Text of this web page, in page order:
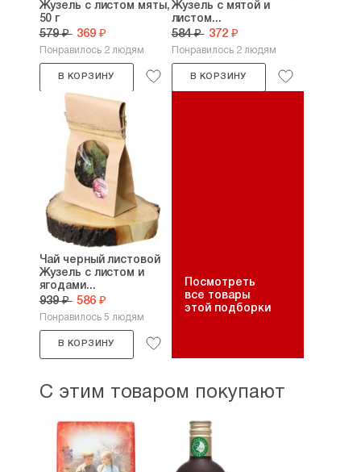
Жузель с листом мяты,
50 г
579 ₽ 369 ₽
Понравилось 2 людям
В КОРЗИНУ
Жузель с мятой и
листом...
584 ₽ 372 ₽
Понравилось 2 людям
В КОРЗИНУ
Чай черный листовой
Жузель с листом и
ягодами...
939 ₽ 586 ₽
Понравилось 5 людям
В КОРЗИНУ
Посмотреть
все товары
этой подборки
С этим товаром покупают